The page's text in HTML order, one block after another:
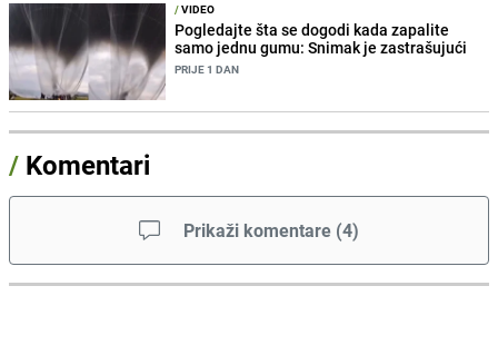
/VIDEO
Pogledajte šta se dogodi kada zapalite
samo jednu gumu: Snimak je zastrašujući
PRIJE 1 DAN
/ Komentari
Prikaži komentare (4)